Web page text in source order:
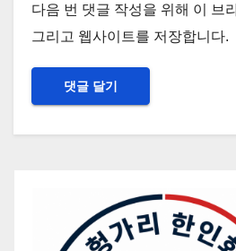
다음 번 댓글 작성을 위해 이 브
그리고 웹사이트를 저장합니다.